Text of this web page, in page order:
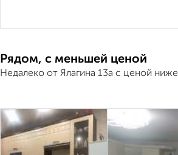
Рядом, с меньшей ценой
Недалеко от Ялагина 13а с ценой ниже